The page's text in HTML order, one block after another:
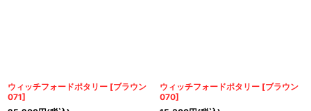
ウィッチフォードポタリー [ブラウン
071]
ウィッチフォードポタリー [ブラウン
070]